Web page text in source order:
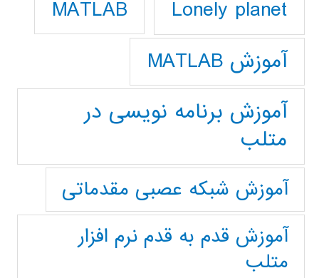
Lonely planet
MATLAB
آموزش MATLAB
آموزش برنامه نویسی در
متلب
آموزش شبکه عصبی مقدماتی
آموزش قدم به قدم نرم افزار
متلب